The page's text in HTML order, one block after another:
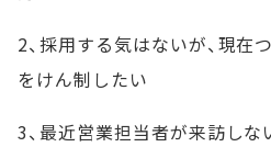
2、採用する気はないが、現在
をけん制したい
3、最近営業担当者が来訪しな